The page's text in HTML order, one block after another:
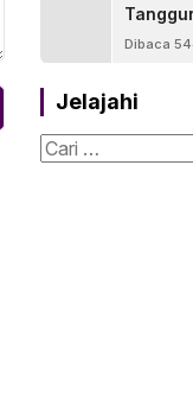
Dibaca
Jelajahi
Cari